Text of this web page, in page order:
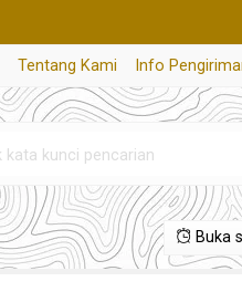
Tentang Kami Info
Buka